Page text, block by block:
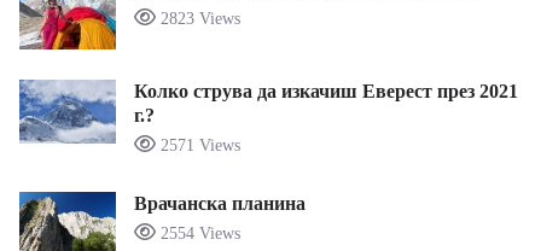
2823 Views
Колко струва да изкачиш Еверест през 2021
г.?
2571 Views
Врачанска планина
2554 Views